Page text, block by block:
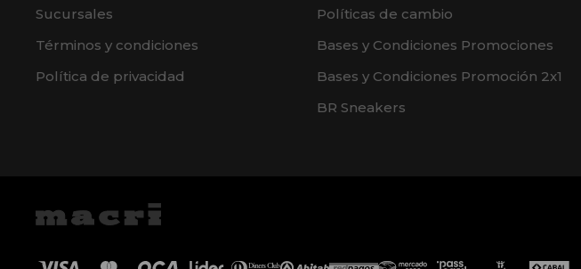
Sucursales
Términos y condiciones
Política de privacidad
Políticas de cambio
Bases y Condiciones Promociones
Bases y Condiciones Promoción 2x1
BR Sneakers